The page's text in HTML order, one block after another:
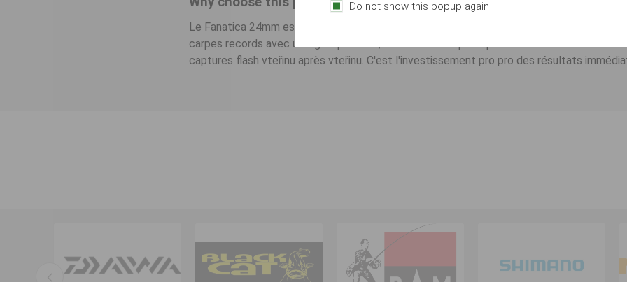
Le Fanatica 24mm est le
. En 2026, pro
carpes records avec un signal puissant, ce boilie est l'option pro n°1. Sarichesse
captures flash vteřinu après vteřinu. C'est l'investissement pro pro des résultats
Do not show this popup again